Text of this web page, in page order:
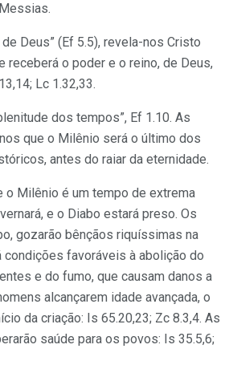
Deus” (Ef 5.5), revela-nos Cristo
re­ceberá o poder e o reino, de Deus,
Lc 1.32,33.
dos tem­pos”, Ef 1.10. As
que o Milênio será o último dos
antes do raiar da eter­nidade.
o Milênio é um tempo de extrema
e o Diabo estará preso. Os
gozarão bênçãos riquíssimas na
condições favo­ráveis à abolição do
e do fumo, que causam danos a
alcançarem idade avançada, o
da criação: Is 65.20,23; Zc 8.3,4. As
saúde para os povos: Is 35.5,6;